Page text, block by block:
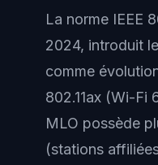
La norme IEEE
2024, introduit
comme
802.11ax (Wi-Fi
MLO possède
(stations